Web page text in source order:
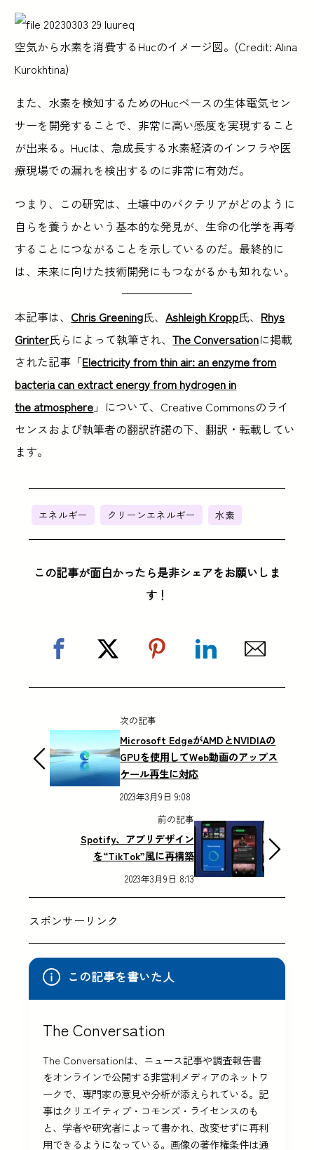
空気から水素を消費するHucのイメージ図。(Credit: Alina
Kurokhtina)
また、水素を検知するためのHucベースの生体電気セン
サーを開発することで、非常に高い感度を実現すること
が出来る。Hucは、急成長する水素経済のインフラや医
療現場での漏れを検出するのに非常に有効だ。
つまり、この研究は、土壌中のバクテリアがどのように
自らを養うかという基本的な発見が、生命の化学を再考
することにつながることを示しているのだ。最終的に
は、未来に向けた技術開発にもつながるかも知れない。
本記事は、 Chris Greening氏、Ashleigh Kropp氏、 Rhys
Grinter氏らによって執筆され、The Conversationに掲載
された記事「Electricity from thin air: an enzyme from
bacteria can extract energy from hydrogen in
the atmosphere 」について、Creative Commonsのライ
センスおよび執筆者の翻訳許諾の下、翻訳・転載してい
ます。
エネルギー クリーンエネルギー 水素
この記事が面白かったら是非シェアをお願いしま
す！
次の記事
Microsoft EdgeがAMDとNVIDIAの
GPUを使用してWeb動画のアップス
ケール再生に対応
2023年3月9日 9:08
前の記事
Spotify、アプリデザイン
を“TikTok”風に再構築
2023年3月9日 8:13
スポンサーリンク
この記事を書いた人
The Conversation
The Conversationは、ニュース記事や調査報告書
をオンラインで公開する非営利メディアのネットワ
ークで、専門家の意見や分析が添えられている。記
事はクリエイティブ・コモンズ・ライセンスのも
と、学者や研究者によって書かれ、改変せずに再利
用できるようになっている。画像の著作権条件は通